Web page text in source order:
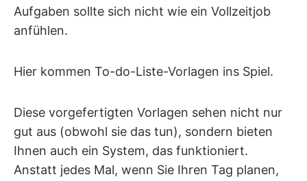
Aufgaben sollte sich nicht wie ein Vollzeitjob
anfühlen.
Hier kommen To-do-Liste-Vorlagen ins Spiel.
Diese vorgefertigten Vorlagen sehen nicht nur
gut aus (obwohl sie das tun), sondern bieten
Ihnen auch ein System, das funktioniert.
Anstatt jedes Mal, wenn Sie Ihren Tag planen,